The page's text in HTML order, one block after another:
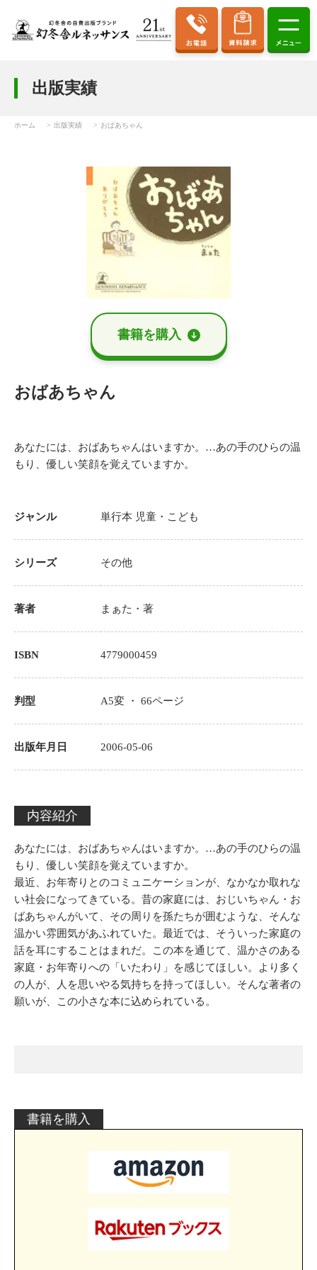
出版実績
ホーム 出版実績 おばあちゃん
書籍を購⼊
おばあちゃん
あなたには、おばあちゃんはいますか。…あの手のひらの温
もり、優しい笑顔を覚えていますか。
ジャンル 単行本 児童・こども
シリーズ その他
著者 まぁた ・著
ISBN 4779000459
判型 A5変 ・66ページ
出版年月日 2006-05-06
内容紹介
あなたには、おばあちゃんはいますか。…あの手のひらの温
もり、優しい笑顔を覚えていますか。
最近、お年寄りとのコミュニケーションが、なかなか取れな
い社会になってきている。昔の家庭には、おじいちゃん・お
ばあちゃんがいて、その周りを孫たちが囲むような、そんな
温かい雰囲気があふれていた。最近では、そういった家庭の
話を耳にすることはまれだ。この本を通じて、温かさのある
家庭・お年寄りへの「いたわり」を感じてほしい。より多く
の人が、人を思いやる気持ちを持ってほしい。そんな著者の
願いが、この小さな本に込められている。
書籍を購入